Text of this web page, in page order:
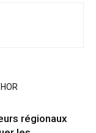
régionaux